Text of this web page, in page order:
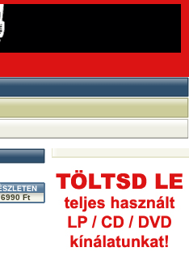
6990 Ft